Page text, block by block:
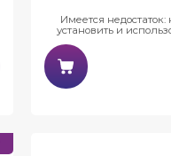
Имеется
установить и